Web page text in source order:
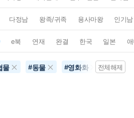
다정남 왕족/귀족 용사마왕 인기남
e북 연재 완결 한국 일본
물 #동물 #영화화 #달달함
전체해제